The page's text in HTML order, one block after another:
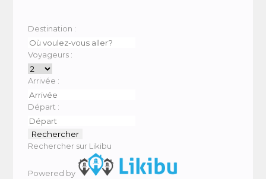
Destination :
Voyageurs :
Arrivée :
Départ :
Rechercher sur Likibu
Powered by